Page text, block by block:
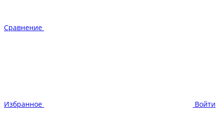
Сравнение
Избранное Войти